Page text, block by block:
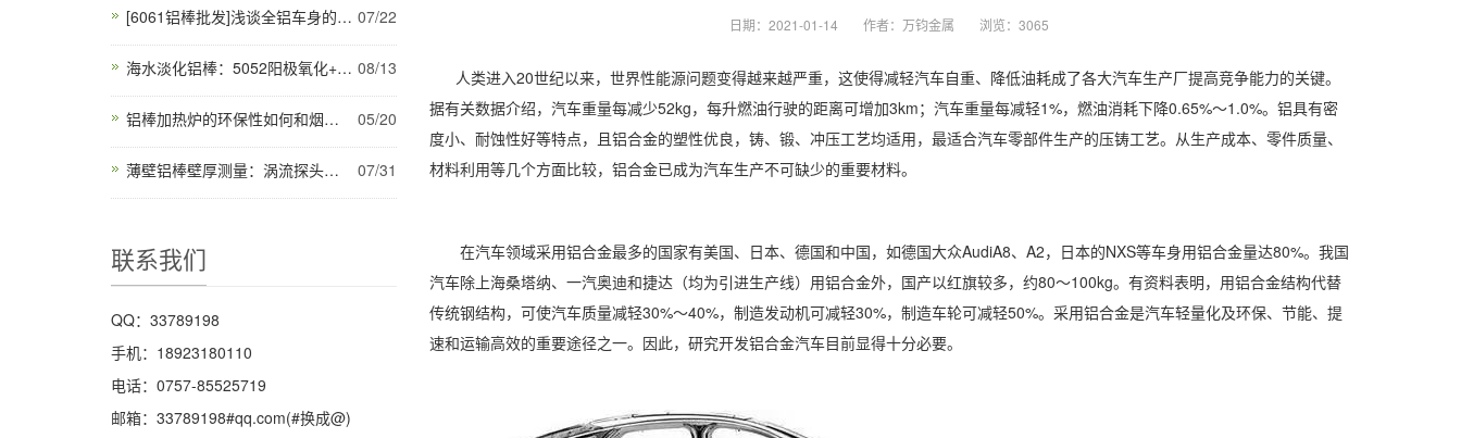
日期：2021-01-14 作者：万钧金属 浏览：3065
人类进入20世纪以来，世界性能源问题变得越来越严重，这使得减轻汽车自重、降低油耗成了各大汽车生产厂提高竞争能力的关键。
据有关数据介绍，汽车重量每减少52kg，每升燃油行驶的距离可增加3km；汽车重量每减轻1%，燃油消耗下降0.65%～1.0%。铝具有密
度小、耐蚀性好等特点，且铝合金的塑性优良，铸、锻、冲压工艺均适用，最适合汽车零部件生产的压铸工艺。从生产成本、零件质量、
材料利用等几个方面比较，铝合金已成为汽车生产不可缺少的重要材料。
在汽车领域采用铝合金最多的国家有美国、日本、德国和中国，如德国大众AudiA8、A2，日本的NXS等车身用铝合金量达80%。我国
汽车除上海桑塔纳、一汽奥迪和捷达（均为引进生产线）用铝合金外，国产以红旗较多，约80～100kg。有资料表明，用铝合金结构代替
传统钢结构，可使汽车质量减轻30%～40%，制造发动机可减轻30%，制造车轮可减轻50%。采用铝合金是汽车轻量化及环保、节能、提
速和运输高效的重要途径之一。因此，研究开发铝合金汽车目前显得十分必要。
[6061铝棒批发]浅谈全铝车身的利弊 07/22
海水淡化铝棒：5052阳极氧化+纳米疏水涂层 08/13
铝棒加热炉的环保性如何和烟气净化如何达到净化标准 05/20
薄壁铝棒壁厚测量：涡流探头频率与提离效应校准 07/31
联系我们
QQ：33789198
手机：18923180110
电话：0757-85525719
邮箱：33789198#qq.com(#换成@)